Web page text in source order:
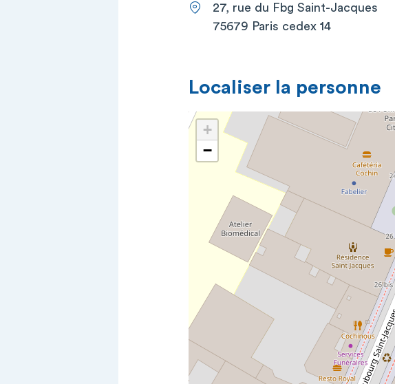
27, rue du Fbg Saint-Jacques
75679 Paris cedex 14
Localiser la personne
+
−